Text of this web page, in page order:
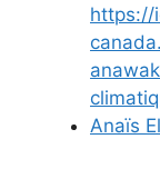
https://
Anaïs